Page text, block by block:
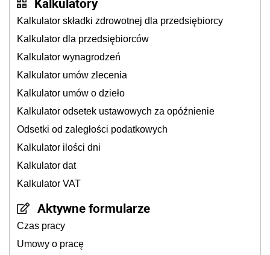
Kalkulator składki zdrowotnej dla przedsiębiorcy
Kalkulator dla przedsiębiorców
Kalkulator wynagrodzeń
Kalkulator umów zlecenia
Kalkulator umów o dzieło
Kalkulator odsetek ustawowych za opóźnienie
Odsetki od zaległości podatkowych
Kalkulator ilości dni
Kalkulator dat
Kalkulator VAT
Aktywne formularze
Czas pracy
Umowy o pracę